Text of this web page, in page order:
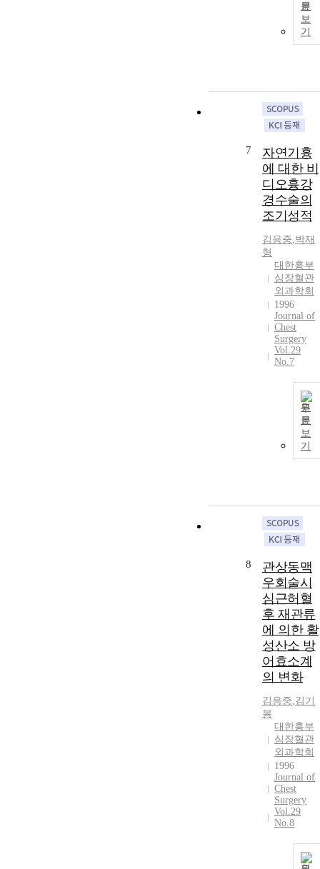
문
보
기
7
자연기흉
에 대한 비
디오흉강
경수술의
조기성적
김응중,박재
형
대한흉부
심장혈관
외과학회
1996
Journal of
Chest
Surgery
Vol.29
No.7
원
문
보
기
8
관상동맥
우회술시
심근허혈
후 재관류
에 의한 활
성산소 방
어효소계
의 변화
김응중,김기
봉
대한흉부
심장혈관
외과학회
1996
Journal of
Chest
Surgery
Vol.29
No.8